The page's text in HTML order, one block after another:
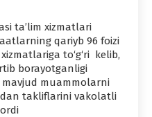
ta’lim xizmatlari
qariyb 96 foizi
to‘g‘ri kelib,
borayotganligi
muammolarni
takliflarini vakolatli